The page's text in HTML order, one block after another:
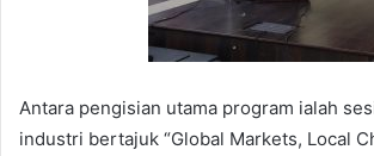
Antara pengisian utama program ialah
industri bertajuk “Global Markets, Local